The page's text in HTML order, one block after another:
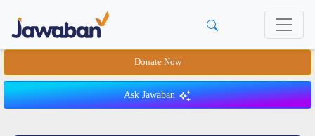
Donate Now
Ask Jawaban